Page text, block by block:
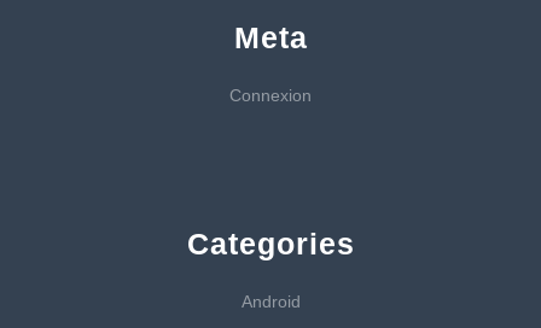
Meta
Connexion
Categories
Android